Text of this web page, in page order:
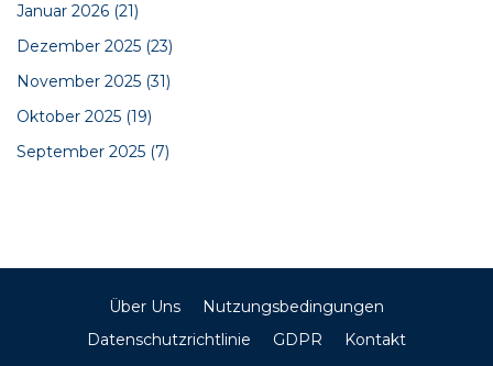
Januar 2026 (21)
Dezember 2025 (23)
November 2025 (31)
Oktober 2025 (19)
September 2025 (7)
Über Uns
Nutzungsbedingungen
Datenschutzrichtlinie
GDPR Kontakt